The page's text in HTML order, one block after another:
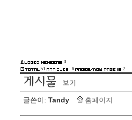
0
51
6 2
글쓴이: Tandy 홈페이지